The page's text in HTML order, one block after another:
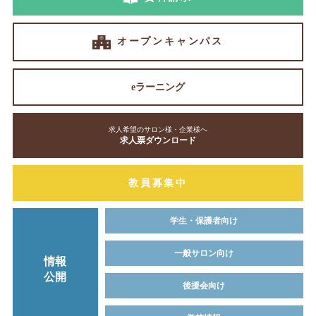
オープンキャンパス
eラーニング
求人希望のサロン様・企業様へ
求人票ダウンロード
教員募集中
情報
公開
学生・保護者向け
一般サロン向け
後援会向け